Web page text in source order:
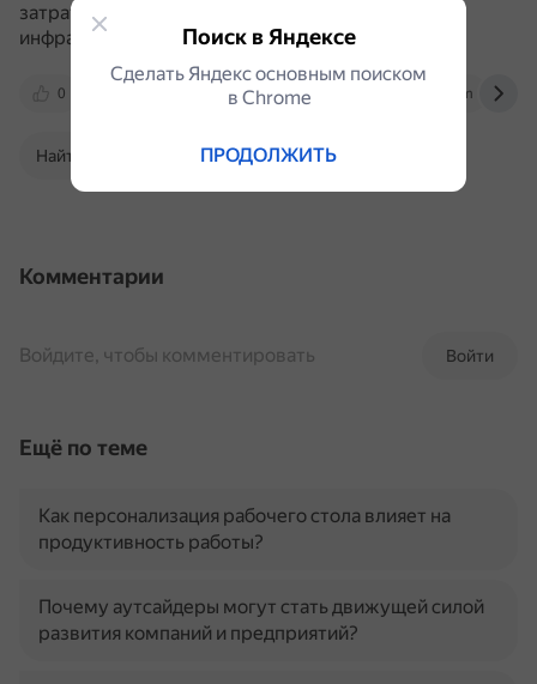
затрат на поддержание распределённой
инфраструктуры.
0 biz.mail.ru habr.com
Найти в Поиске
Комментарии
Войти
Войдите, чтобы комментировать
Ещё по теме
Как персонализация рабочего стола влияет на
продуктивность работы?
Почему аутсайдеры могут стать движущей силой
развития компаний и предприятий?
Поиск в Яндексе
Сделать Яндекс основным поиском
в Сhrome
ПРОДОЛЖИТЬ